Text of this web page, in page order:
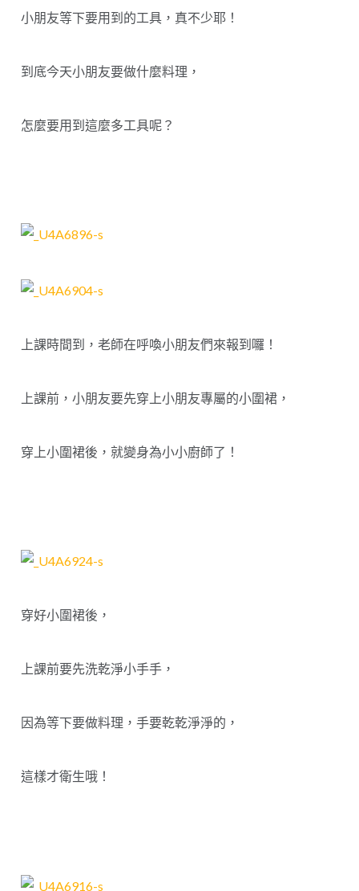
小朋友等下要用到的工具，真不少耶！
到底今天小朋友要做什麼料理，
怎麼要用到這麼多工具呢？
上課時間到，老師在呼喚小朋友們來報到囉！
上課前，小朋友要先穿上小朋友專屬的小圍裙，
穿上小圍裙後，就變身為小小廚師了！
穿好小圍裙後，
上課前要先洗乾淨小手手，
因為等下要做料理，手要乾乾淨淨的，
這樣才衛生哦！